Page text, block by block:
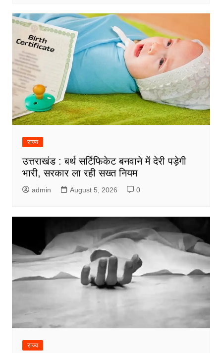
राज्य
उत्तराखंड : बर्थ सर्टिफिकेट बनवाने में देरी पड़ेगी
भारी, सरकार ला रही सख्त नियम
admin August 5, 2026 0
राज्य